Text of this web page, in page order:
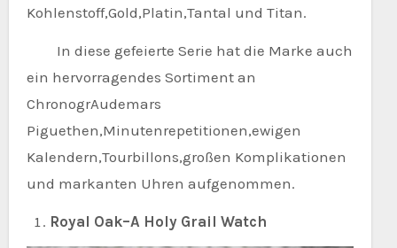
Kohlenstoff,Gold,Platin,Tantal und Titan.
In diese gefeierte Serie hat die Marke auch
ein hervorragendes Sortiment an
ChronogrAudemars
Piguethen,Minutenrepetitionen,ewigen
Kalendern,Tourbillons,großen Komplikationen
und markanten Uhren aufgenommen.
Royal Oak–A Holy Grail Watch